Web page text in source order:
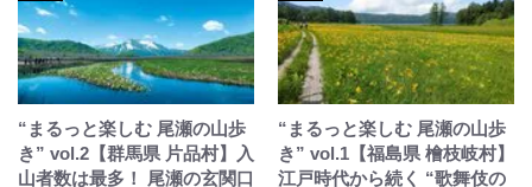
“まるっと楽しむ 尾瀬の山歩
き” vol.2【群馬県 片品村】入
山者数は最多！ 尾瀬の玄関口
“まるっと楽しむ 尾瀬の山歩
き” vol.1【福島県 檜枝岐村】
江戸時代から続く “歌舞伎の